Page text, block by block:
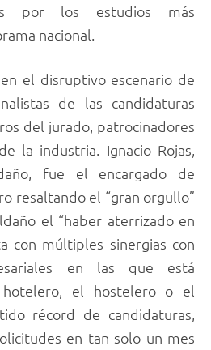
por los estudios más
nacional.
el disruptivo escenario de
de las candidaturas
del jurado, patrocinadores
la industria. Ignacio Rojas,
fue el encargado de
resaltando el “gran orgullo”
el “haber aterrizado en
con múltiples sinergias con
en las que está
el hostelero o el
récord de candidaturas,
en tan solo un mes